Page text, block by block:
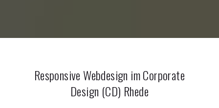
Responsive Webdesign im Corporate
Design (CD) Rhede